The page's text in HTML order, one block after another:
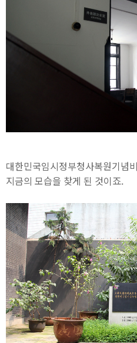
대한민국임시정부청사복원기념
지금의 모습을 찾게 된 것이죠.